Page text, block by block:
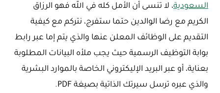
السعودية، لا تنسى أن الأمل كله في الله فهو الرزاق
الكريم مع رضا الوالدين حتما ستفرج، نتركم مع كيفية
التقديم على الوظائف المعلن عنها والذي يتم إما عبر رابط
بوابة التوظيف الرسمية حيث يجب ملأه البيانات المطلوبة
بعناية، أو عبر البريد الإليكتروني الخاصة بالموارد البشرية
والذي عبره ترسل سيرتك الذاتية بصيغة PDF.